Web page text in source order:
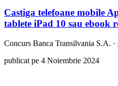
Castiga telefoane mobile
tablete iPad 10 sau ebook
Concurs Banca Transilvania S.A. ·
publicat pe 4 Noiembrie 2024